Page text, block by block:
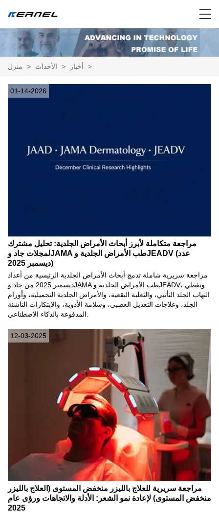
منزل > الأحداث > أخبار >
01-14-2026
مراجعة متكاملة لأبرز أبحاث الأمراض الجلدية: تحليل مشترك
لمجلات جاد وJAMA طب الأمراض الجلدية وJEADV (عدد
ديسمبر 2025)
مراجعة سريرية شاملة تدمج أبحاث الأمراض الجلدية الرئيسية من أعداد
ديسمبر 2025 من جاد وJAMA طب الأمراض الجلدية وJEADV، وتغطي
التهاب الجلد التأتبي، والثعلبة البقعية، والأمراض الجلدية التجميلية، وأورام
الجلد، وعلاجات التعديل العصبي، وسلامة الأدوية، والابتكارات الناشئة
المدفوعة بالذكاء الاصطناعي.
12-03-2025
مراجعة سريرية للعلاج بالليزر منخفض المستوى (العلاج بالليزر
منخفض المستوى) لإعادة نمو الشعر: الأدلة والاتجاهات ورؤى عام
2025